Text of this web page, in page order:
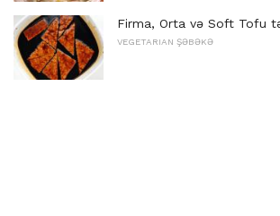
Firma, Orta və Soft Tofu
VEGETARIAN ŞƏBƏKƏ